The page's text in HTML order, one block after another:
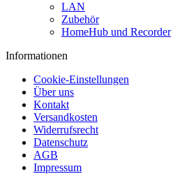
LAN
Zubehör
HomeHub und Recorder
Informationen
Cookie-Einstellungen
Über uns
Kontakt
Versandkosten
Widerrufsrecht
Datenschutz
AGB
Impressum